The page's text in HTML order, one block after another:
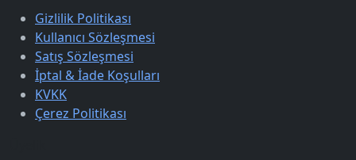
Gizlilik Politikası
Kullanıcı Sözleşmesi
Satış Sözleşmesi
İptal & İade Koşulları
KVKK
Çerez Politikası